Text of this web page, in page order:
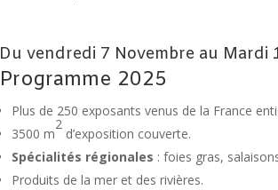
Du vendredi 7 Novembre au Mardi
Programme 2025
Plus de 250 exposants venus de la France
3500 m
2
d’exposition couverte.
Spécialités régionales : foies gras,
Produits de la mer et des rivières.